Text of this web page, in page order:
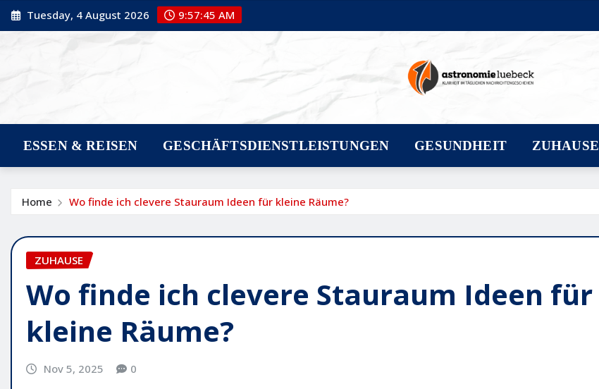
Skip
to
Tuesday, 4 August 2026 9:57:46 AM
ESSEN & REISEN GESCHÄFTSDIENSTLEISTUNGEN GESUNDHEIT ZUHAUSE
Home Wo finde ich clevere Stauraum Ideen für kleine Räume?
ZUHAUSE
Wo finde ich clevere Stauraum Ideen für
kleine Räume?
Nov 5, 2025 0